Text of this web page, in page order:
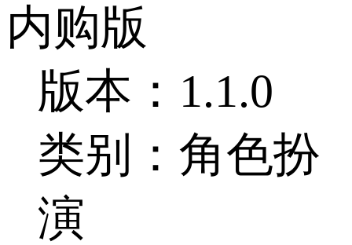
内购版
版本：1.1.0
类别：角色扮
演